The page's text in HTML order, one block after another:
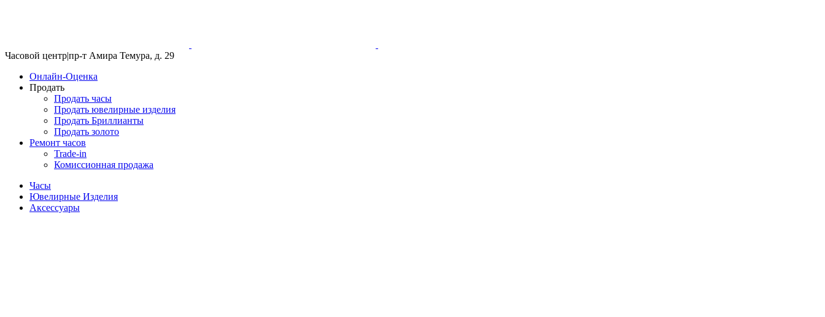
Часовой центр|пр-т Амира Темура, д. 29
Онлайн-Оценка
Продать
Продать часы
Продать ювелирные изделия
Продать Бриллианты
Продать золото
Ремонт часов
Trade-in
Комиссионная продажа
Часы
Ювелирные Изделия
Аксессуары